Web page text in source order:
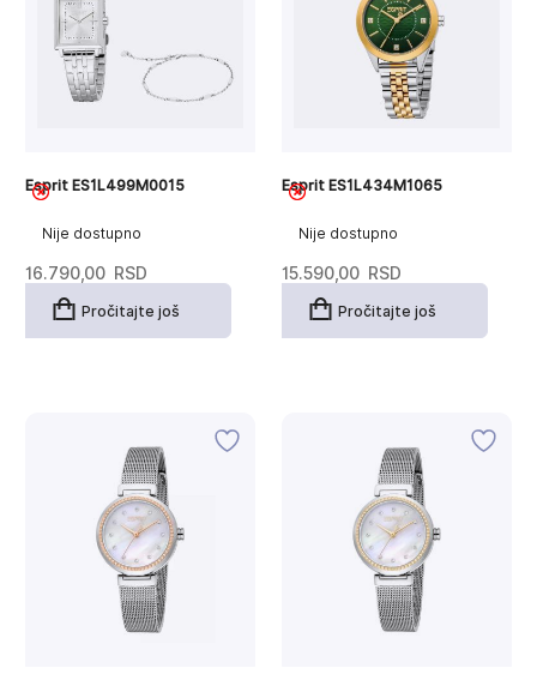
Nije dostupno
Esprit ES1L499M0015
16.790,00 RSD
Pročitajte još
Nije dostupno
Esprit ES1L434M1065
15.590,00 RSD
Pročitajte još